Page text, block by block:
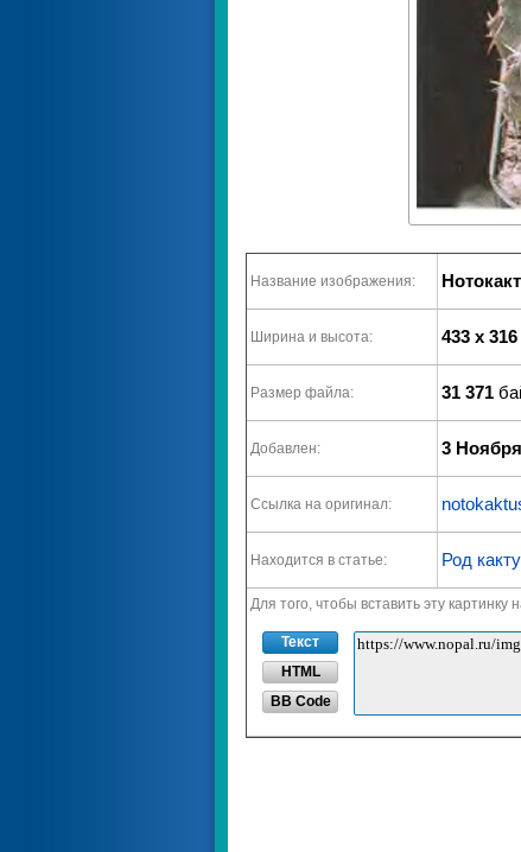
Название изображения:
Ширина и высота: 433 x 316
Размер файла: 31 371
Добавлен: 3
Ссылка на оригинал:
Находится в статье: Род
Для того, чтобы вставить эту
Текст
HTML
BB Code